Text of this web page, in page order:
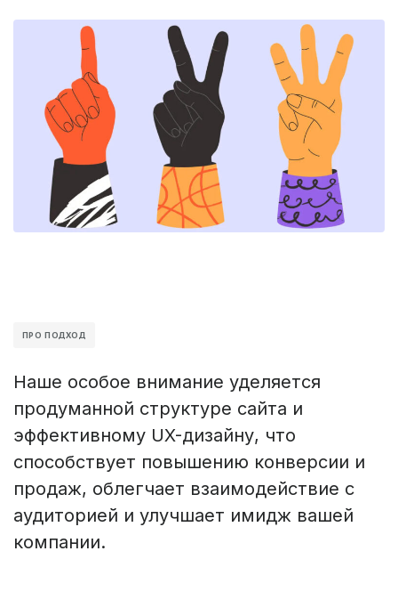
ПРО ПОДХОД
Наше особое внимание уделяется
продуманной структуре сайта и
эффективному UX-дизайну, что
способствует повышению конверсии и
продаж, облегчает взаимодействие с
аудиторией и улучшает имидж вашей
компании.